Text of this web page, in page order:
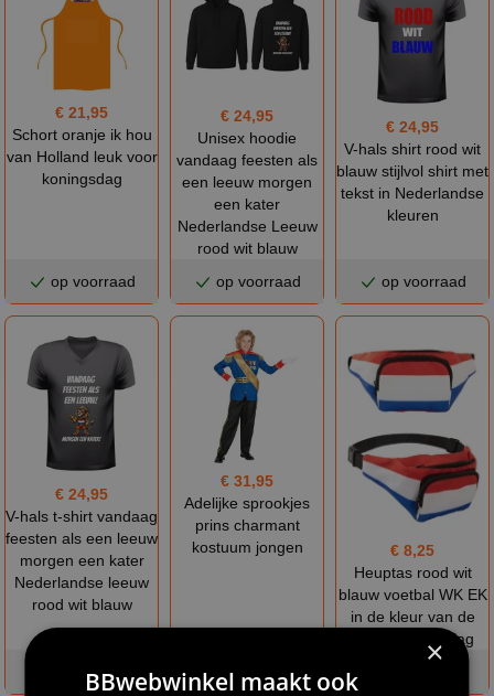
€ 21,95
Schort oranje ik hou
van Holland leuk voor
koningsdag
op voorraad
€ 24,95
Unisex hoodie
vandaag feesten als
een leeuw morgen
een kater
Nederlandse Leeuw
rood wit blauw
op voorraad
€ 24,95
V-hals shirt rood wit
blauw stijlvol shirt met
tekst in Nederlandse
kleuren
op voorraad
€ 24,95
V-hals t-shirt vandaag
feesten als een leeuw
morgen een kater
Nederlandse leeuw
rood wit blauw
op voorraad
€ 31,95
Adelijke sprookjes
prins charmant
kostuum jongen
op voorraad
€ 8,25
Heuptas rood wit
blauw voetbal WK EK
in de kleur van de
Nederlandse vlag
×
BBwebwinkel maakt ook